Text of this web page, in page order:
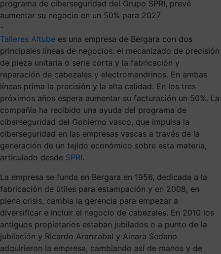
programa de ciberseguridad del Grupo SPRI, prevé
aumentar su negocio en un 50% para 2027
-
Talleres Altube es una empresa de Bergara con dos
principales líneas de negocios: el mecanizado de precisión
de pieza unitaria o serie corta y la fabricación y
reparación de cabezales y electromandrinos. En ambas
líneas prima la precisión y la alta calidad. En los tres
próximos años espera aumentar su facturación un 50%. La
compañía ha recibido una ayuda del programa de
ciberseguridad del Gobierno vasco, que impulsa la
ciberseguridad en las empresas vascas a través de la
generación de un tejido económico sobre esta materia,
articulado desde SPRI.
La empresa se funda en Bergara en 1956, dedicada a la
fabricación de útiles para estampación y en 2008, en
plena crisis, cambia la gerencia para empezar a
diversificar e incluir el negocio de cabezales. En 2010 los
antiguos propietarios estaban jubilados o a punto de la
jubilación y Ricardo Aranzabal y Ainara Sedano
adquirieron la empresa, cambiando así de manos y de